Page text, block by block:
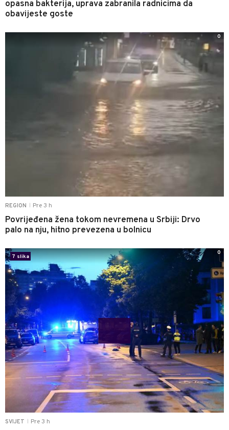
opasna bakterija, uprava zabranila radnicima da
obavijeste goste
REGION Pre 3 h
Povrijeđena žena tokom nevremena u Srbiji: Drvo
palo na nju, hitno prevezena u bolnicu
0
SVIJET Pre 3 h
7 slika
0